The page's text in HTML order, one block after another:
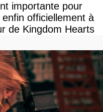
importante pour
officiellement à
de Kingdom Hearts